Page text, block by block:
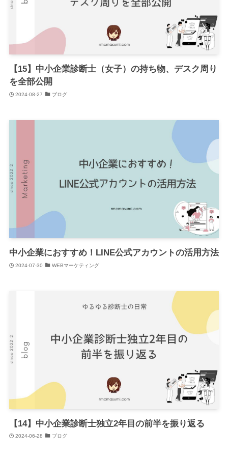
【15】中小企業診断士（女子）の持ち物、デスク周り
を全部公開
2024-08-27 ブログ
中小企業におすすめ！LINE公式アカウントの活用方法
2024-07-30 WEBマーケティング
【14】中小企業診断士独立2年目の前半を振り返る
2024-06-28 ブログ